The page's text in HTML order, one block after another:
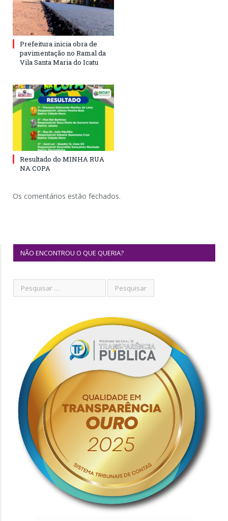
Prefeitura inicia obra de
pavimentação no Ramal da
Vila Santa Maria do Icatu
Resultado do MINHA RUA
NA COPA
Os comentários estão fechados.
NÃO ENCONTROU O QUE QUERIA?